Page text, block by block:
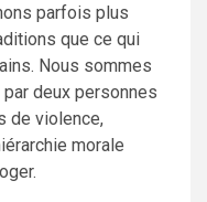
parfois plus
que ce qui
Nous sommes
deux personnes
de violence,
morale